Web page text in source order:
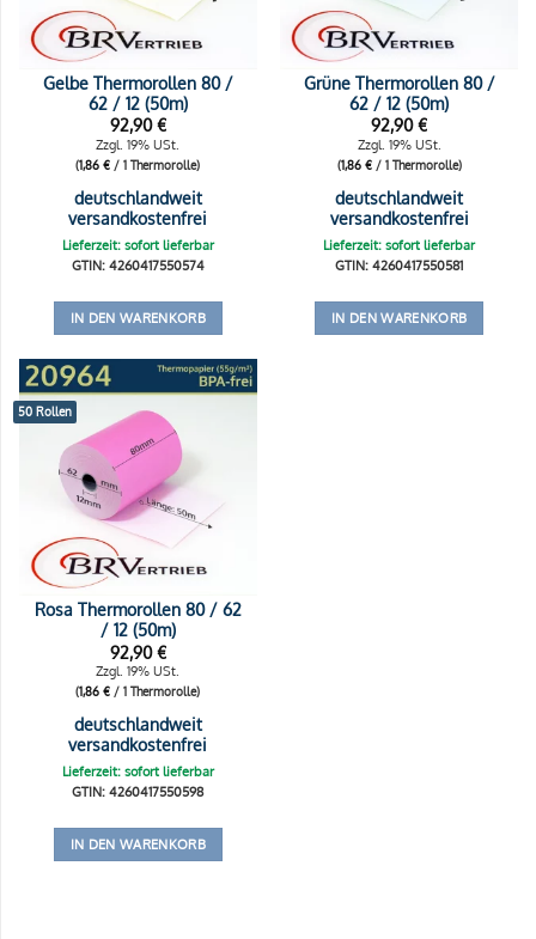
Gelbe Thermorollen 80 /
62 / 12 (50m)
92,90€
Zzgl. 19% USt.
(1,86€ / 1 Thermorolle)
deutschlandweit
versandkostenfrei
Lieferzeit: sofort lieferbar
GTIN: 4260417550574
IN DEN WARENKORB
Grüne Thermorollen 80 /
62 / 12 (50m)
92,90€
Zzgl. 19% USt.
(1,86 €/ 1 Thermorolle)
deutschlandweit
versandkostenfrei
Lieferzeit: sofort lieferbar
GTIN: 4260417550581
IN DEN WARENKORB
50 Rollen
Rosa Thermorollen 80 / 62
/ 12 (50m)
92,90€
Zzgl. 19% USt.
(1,86€ / 1 Thermorolle)
deutschlandweit
versandkostenfrei
Lieferzeit: sofort lieferbar
GTIN: 4260417550598
IN DEN WARENKORB